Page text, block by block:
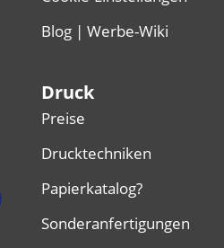
Blog | Werbe-Wiki
Druck
Preise
Drucktechniken
Papierkatalog?
Sonderanfertigungen